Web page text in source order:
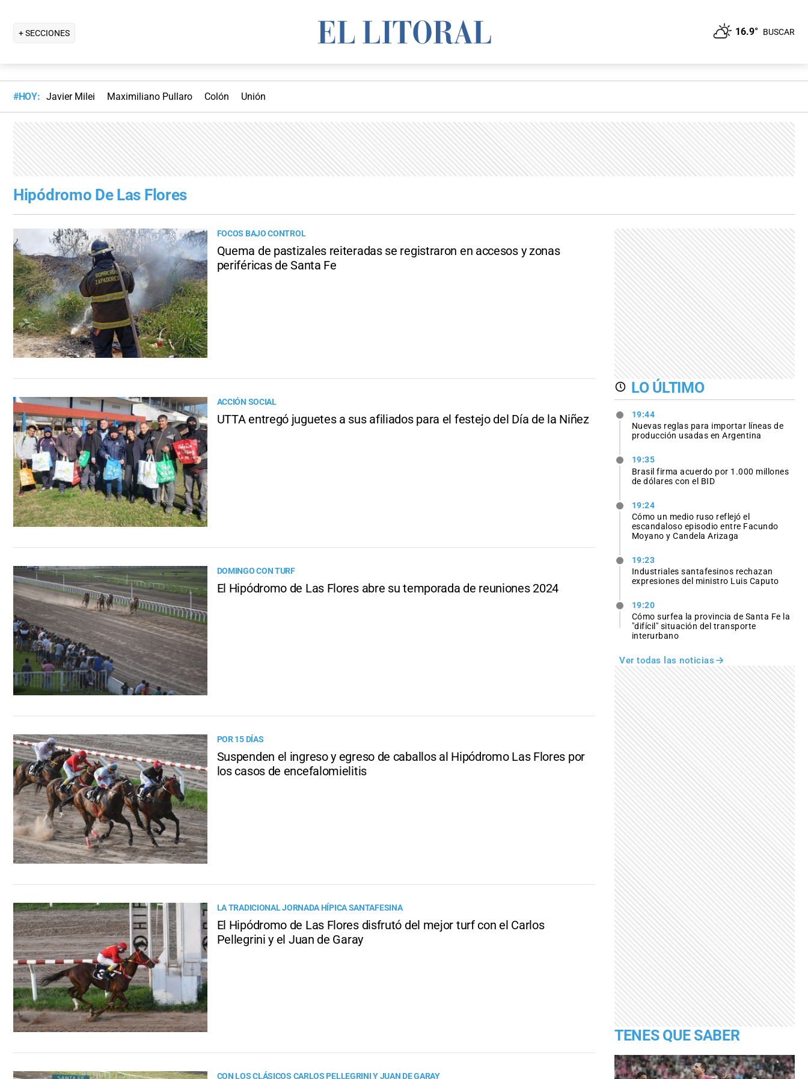
+ SECCIONES 16.9° BUSCAR
#HOY: Javier Milei Maximiliano Pullaro Colón Unión
Hipódromo De Las Flores
FOCOS BAJO CONTROL
Quema de pastizales reiteradas se registraron en accesos y zonas
periféricas de Santa Fe
ACCIÓN SOCIAL
UTTA entregó juguetes a sus afiliados para el festejo del Día de la Niñez
DOMINGO CON TURF
El Hipódromo de Las Flores abre su temporada de reuniones 2024
POR 15 DÍAS
Suspenden el ingreso y egreso de caballos al Hipódromo Las Flores por
los casos de encefalomielitis
LA TRADICIONAL JORNADA HÍPICA SANTAFESINA
El Hipódromo de Las Flores disfrutó del mejor turf con el Carlos
Pellegrini y el Juan de Garay
CON LOS CLÁSICOS CARLOS PELLEGRINI Y JUAN DE GARAY
LO ÚLTIMO
19:44
Nuevas reglas para importar líneas de
producción usadas en Argentina
19:35
Brasil firma acuerdo por 1.000 millones
de dólares con el BID
19:24
Cómo un medio ruso reflejó el
escandaloso episodio entre Facundo
Moyano y Candela Arizaga
19:23
Industriales santafesinos rechazan
expresiones del ministro Luis Caputo
19:20
Cómo surfea la provincia de Santa Fe la
"difícil" situación del transporte
interurbano
Ver todas las noticias
TENES QUE SABER